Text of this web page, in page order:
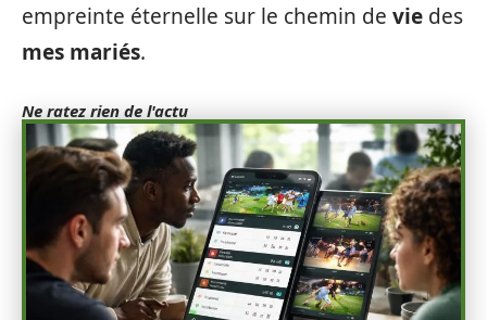
empreinte éternelle sur le chemin de vie des
mes mariés.
Ne ratez rien de l'actu